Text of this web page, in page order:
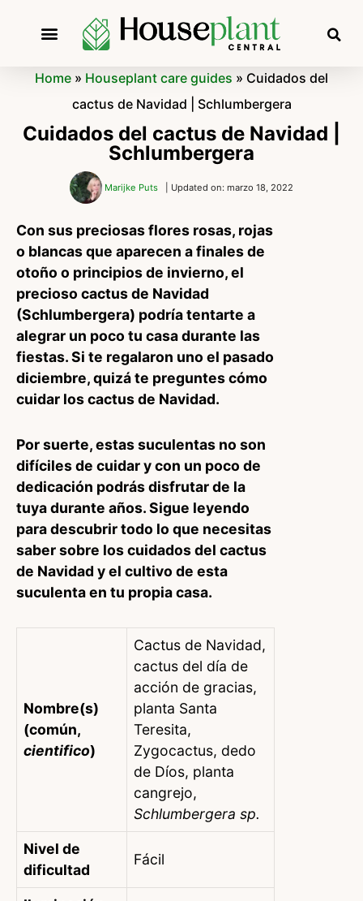
Home » Houseplant care guides » Cuidados del
cactus de Navidad | Schlumbergera
Cuidados del cactus de Navidad |
Schlumbergera
Marijke Puts | Updated on: marzo 18, 2022
Con sus preciosas flores rosas, rojas
o blancas que aparecen a finales de
otoño o principios de invierno, el
precioso cactus de Navidad
(Schlumbergera) podría tentarte a
alegrar un poco tu casa durante las
fiestas. Si te regalaron uno el pasado
diciembre, quizá te preguntes cómo
cuidar los cactus de Navidad.
Por suerte, estas suculentas no son
difíciles de cuidar y con un poco de
dedicación podrás disfrutar de la
tuya durante años. Sigue leyendo
para descubrir todo lo que necesitas
saber sobre los cuidados del cactus
de Navidad y el cultivo de esta
suculenta en tu propia casa.
Nombre(s)
(común,
cientifico)
Cactus de Navidad,
cactus del día de
acción de gracias,
planta Santa
Teresita,
Zygocactus, dedo
de Díos, planta
cangrejo,
Schlumbergera sp.
Nivel de
dificultad
Fácil